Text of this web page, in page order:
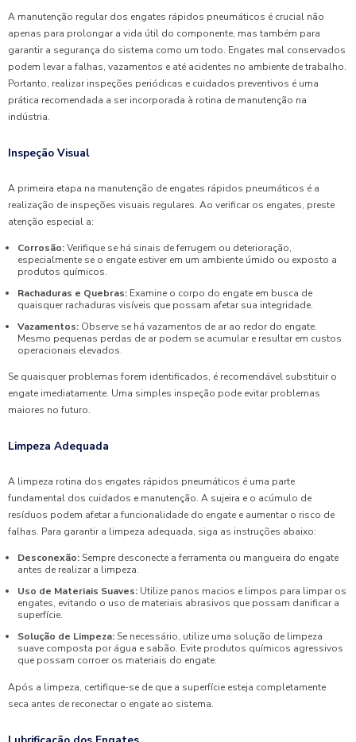
A manutenção regular dos engates rápidos pneumáticos é crucial não
apenas para prolongar a vida útil do componente, mas também para
garantir a segurança do sistema como um todo. Engates mal conservados
podem levar a falhas, vazamentos e até acidentes no ambiente de trabalho.
Portanto, realizar inspeções periódicas e cuidados preventivos é uma
prática recomendada a ser incorporada à rotina de manutenção na
indústria.
Inspeção Visual
A primeira etapa na manutenção de engates rápidos pneumáticos é a
realização de inspeções visuais regulares. Ao verificar os engates, preste
atenção especial a:
Corrosão:Verifique se há sinais de ferrugem ou deterioração,
especialmente se o engate estiver em um ambiente úmido ou exposto a
produtos químicos.
Rachaduras e Quebras: Examine o corpo do engate em busca de
quaisquer rachaduras visíveis que possam afetar sua integridade.
Vazamentos: Observe se há vazamentos de ar ao redor do engate.
Mesmo pequenas perdas de ar podem se acumular e resultar em custos
operacionais elevados.
Se quaisquer problemas forem identificados, é recomendável substituir o
engate imediatamente. Uma simples inspeção pode evitar problemas
maiores no futuro.
Limpeza Adequada
A limpeza rotina dos engates rápidos pneumáticos é uma parte
fundamental dos cuidados e manutenção. A sujeira e o acúmulo de
resíduos podem afetar a funcionalidade do engate e aumentar o risco de
falhas. Para garantir a limpeza adequada, siga as instruções abaixo:
Desconexão: Sempre desconecte a ferramenta ou mangueira do engate
antes de realizar a limpeza.
Uso de Materiais Suaves: Utilize panos macios e limpos para limpar os
engates, evitando o uso de materiais abrasivos que possam danificar a
superfície.
Solução de Limpeza: Se necessário, utilize uma solução de limpeza
suave composta por água e sabão. Evite produtos químicos agressivos
que possam corroer os materiais do engate.
Após a limpeza, certifique-se de que a superfície esteja completamente
seca antes de reconectar o engate ao sistema.